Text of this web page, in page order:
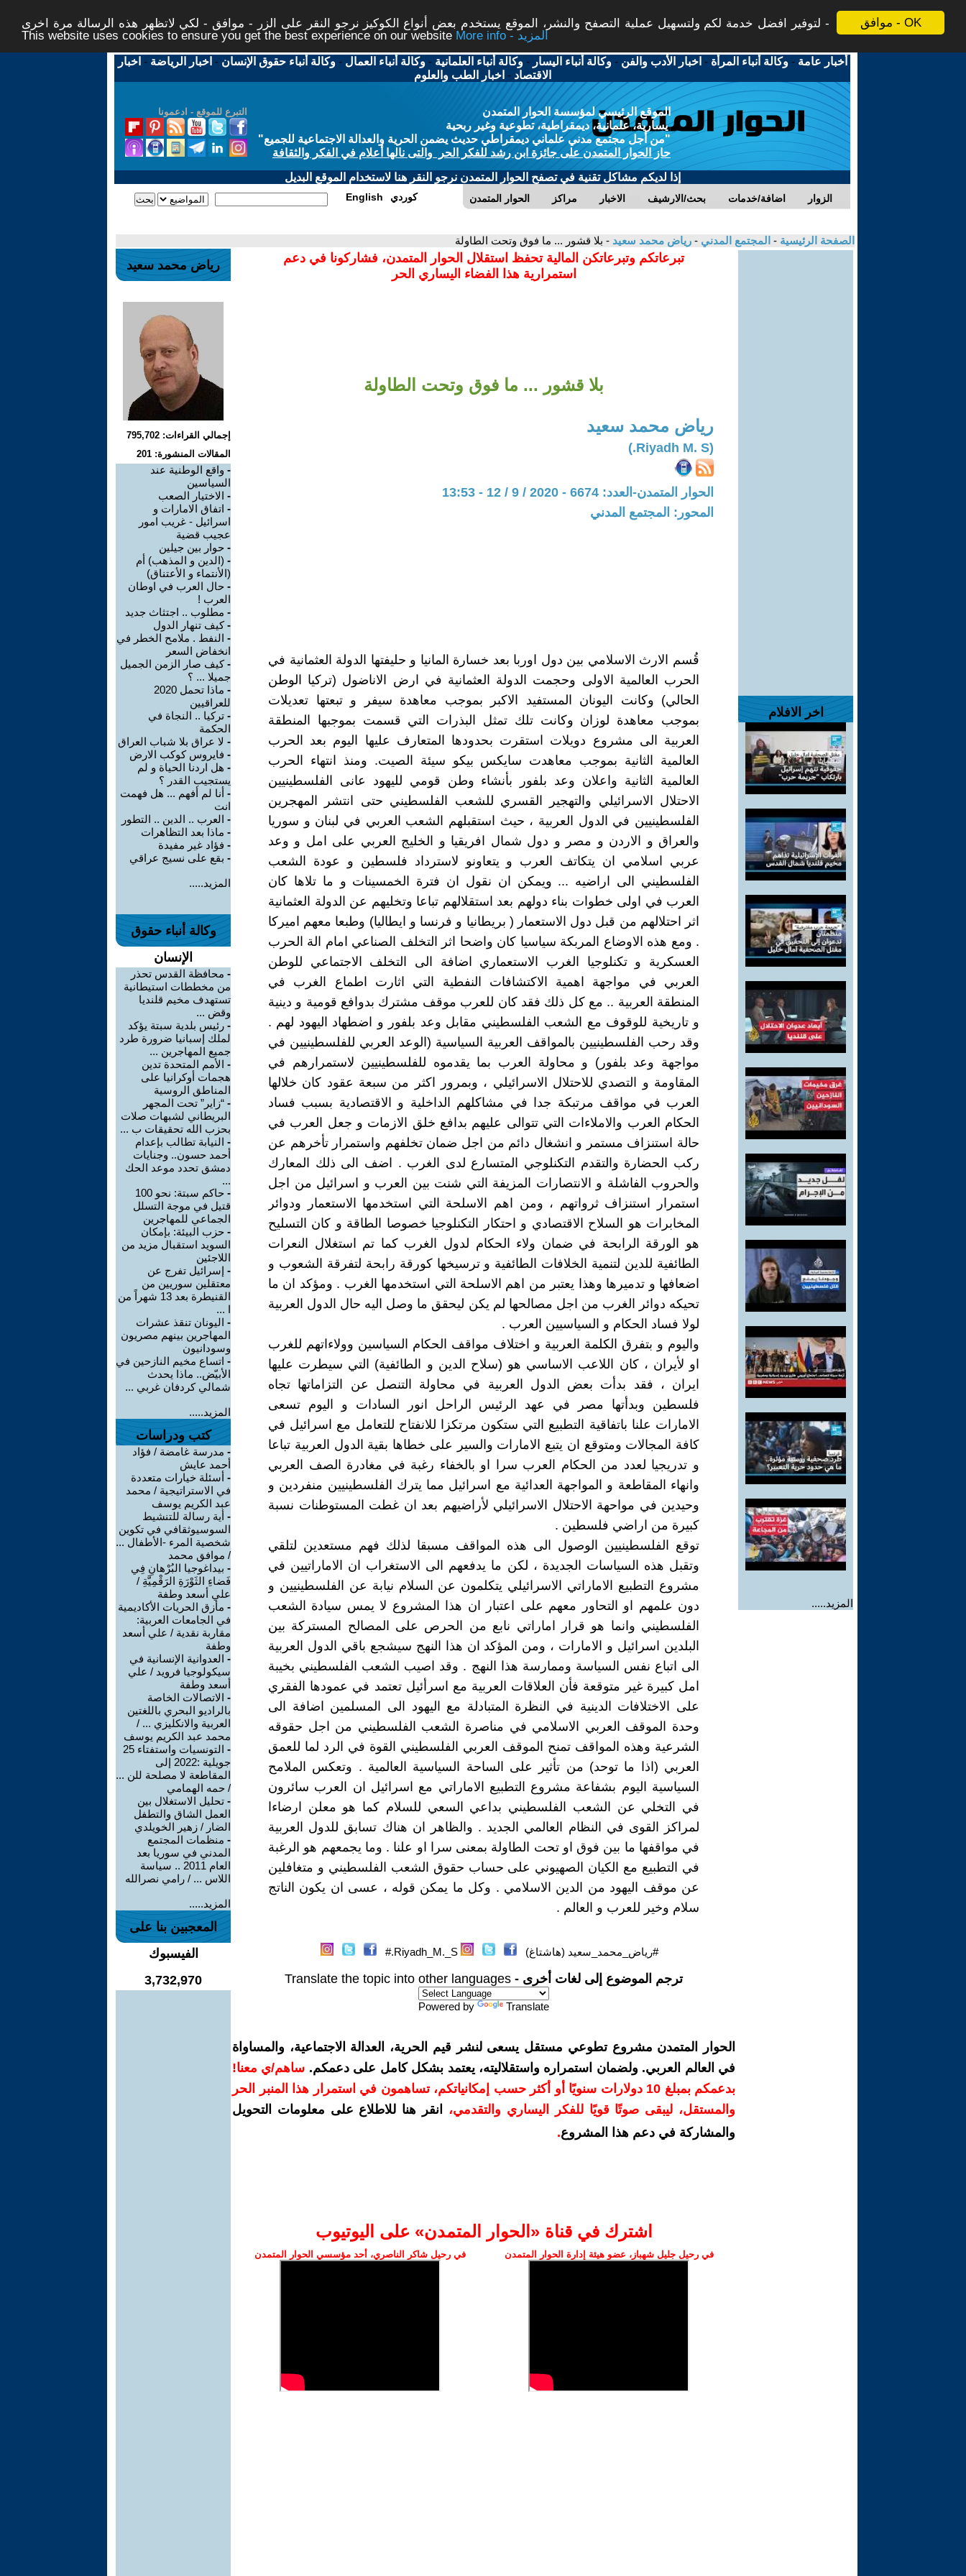
موافق - OK
لتوفير افضل خدمة لكم ولتسهيل عملية التصفح والنشر، الموقع يستخدم بعض أنواع الكوكيز نرجو النقر على الزر - موافق - لكي لاتظهر هذه الرسالة مرة اخرى -
This website uses cookies to ensure you get the best experience on our website
More info - المزيد
أخبار عامة -وكالة أنباء المرأة - اخبار الأدب والفن -وكالة أنباء اليسار -وكالة أنباء العلمانية -وكالة أنباء العمال -وكالة أنباء حقوق الإنسان - اخبار الرياضة - اخبار
الاقتصاد - اخبار الطب والعلوم
التبرع للموقع - ادعمونا
الموقع الرئيسي لمؤسسة الحوار المتمدن
يسارية، علمانية، ديمقراطية، تطوعية وغير ربحية
"من أجل مجتمع مدني علماني ديمقراطي حديث يضمن الحرية والعدالة الاجتماعية للجميع"
حاز الحوار المتمدن على جائزة ابن رشد للفكر الحر والتى نالها أعلام في الفكر والثقافة
إذا لديكم مشاكل تقنية في تصفح الحوار المتمدن نرجو النقر هنا لاستخدام الموقع البديل
الحوار المتمدن مراكز الاخبار بحث/الارشيف اضافة/خدمات الزوار English كوردي
الصفحة الرئيسية - المجتمع المدني - رياض محمد سعيد - بلا قشور ... ما فوق وتحت الطاولة
اخر الافلام
المزيد.....
تبرعاتكم وتبرعاتكن المالية تحفظ استقلال الحوار المتمدن، فشاركونا في دعم
استمرارية هذا الفضاء اليساري الحر
بلا قشور ... ما فوق وتحت الطاولة
رياض محمد سعيد
(Riyadh M. S.)
الحوار المتمدن-العدد: 6674 - 2020 / 9 / 12 - 13:53
المحور: المجتمع المدني
قُسم الارث الاسلامي بين دول اوربا بعد خسارة المانيا و حليفتها الدولة العثمانية في
الحرب العالمية الاولى وحجمت الدولة العثمانية في ارض الاناضول (تركيا الوطن
الحالي) وكانت اليونان المستفيد الاكبر بموجب معاهدة سيفر و تبعتها تعديلات
بموجب معاهدة لوزان وكانت تلك تمثل البذرات التي قسمت بموجبها المنطقة
العربية الى مشروع دويلات استقرت بحدودها المتعارف عليها اليوم بعد الحرب
العالمية الثانية بموجب معاهدت سايكس بيكو سيئة الصيت. ومنذ انتهاء الحرب
العالمية الثانية واعلان وعد بلفور بأنشاء وطن قومي لليهود عانى الفلسطينيين
الاحتلال الاسرائيلي والتهجير القسري للشعب الفلسطيني حتى انتشر المهجرين
الفلسطينيين في الدول العربية ، حيث استقبلهم الشعب العربي في لبنان و سوريا
والعراق و الاردن و مصر و دول شمال افريقيا و الخليج العربي على امل و وعد
عربي اسلامي ان يتكاتف العرب و يتعاونو لاسترداد فلسطين و عودة الشعب
الفلسطيني الى اراضيه ... ويمكن ان نقول ان فترة الخمسينات و ما تلاها كان
العرب في اولى خطوات بناء دولهم بعد استقلالهم تباعا وتخليهم عن الدولة العثمانية
اثر احتلالهم من قبل دول الاستعمار ( بريطانيا و فرنسا و ايطاليا) وطبعا معهم اميركا
. ومع هذه الاوضاع المربكة سياسيا كان واضحا اثر التخلف الصناعي امام الة الحرب
العسكرية و تكنلوجيا الغرب الاستعماري اضافة الى التخلف الاجتماعي للوطن
العربي في مواجهة اهمية الاكتشافات النفطية التي اثارت اطماع الغرب في
المنطقة العربية .. مع كل ذلك فقد كان للعرب موقف مشترك بدوافع قومية و دينية
و تاريخية للوقوف مع الشعب الفلسطيني مقابل وعد بلفور و اضطهاد اليهود لهم .
وقد رحب الفلسطينيين بالمواقف العربية السياسية (الوعد العربي للفلسطينيين في
مواجهة وعد بلفور) و محاولة العرب بما يقدموه للفلسطينيين لاستمرارهم في
المقاومة و التصدي للاحتلال الاسرائيلي ، وبمرور اكثر من سبعة عقود كان خلالها
العرب في مواقف مرتبكة جدا في مشاكلهم الداخلية و الاقتصادية بسبب فساد
الحكام العرب والاملاءات التي تتوالى عليهم بدافع خلق الازمات و جعل العرب في
حالة استنزاف مستمر و انشغال دائم من اجل ضمان تخلفهم واستمرار تأخرهم عن
ركب الحضارة والتقدم التكنلوجي المتسارع لدى الغرب . اضف الى ذلك المعارك
والحروب الفاشلة و الانتصارات المزيفة التي شنت بين العرب و اسرائيل من اجل
استمرار استنزاف ثرواتهم ، ومن اهم الاسلحة التي استخدمها الاستعمار ودوائر
المخابرات هو السلاح الاقتصادي و احتكار التكنلوجيا خصوصا الطاقة و كان التسليح
هو الورقة الرابحة في ضمان ولاء الحكام لدول الغرب كما تم استغلال النعرات
الطائفية للدين لتنمية الخلافات الطائفية و ترسيخها كورقة رابحة لتفرقة الشعوب و
اضعافها و تدميرها وهذا يعتبر من اهم الاسلحة التي استخدمها الغرب . ومؤكد ان ما
تحيكه دوائر الغرب من اجل مصالحها لم يكن ليحقق ما وصل اليه حال الدول العربية
لولا فساد الحكام و السياسيين العرب .
واليوم و بتفرق الكلمة العربية و اختلاف مواقف الحكام السياسين وولاءاتهم للغرب
او لأيران ، كان اللاعب الاساسي هو (سلاح الدين و الطائفية) التي سيطرت عليها
ايران ، فقد بدأت بعض الدول العربية في محاولة التنصل عن التزاماتها تجاه
فلسطين وبدأتها مصر في عهد الرئيس الراحل انور السادات و اليوم تسعى
الامارات علنا باتفاقية التطبيع التي ستكون مرتكزا للانفتاح للتعامل مع اسرائيل في
كافة المجالات ومتوقع ان يتبع الامارات والسير على خطاها بقية الدول العربية تباعا
و تدريجيا لعدد من الحكام العرب سرا او بالخفاء رغبة في مغادرة الصف العربي
وانهاء المقاطعة و المواجهة العدائية مع اسرائيل مما يترك الفلسطينيين منفردين و
وحيدين في مواحهة الاحتلال الاسرائيلي لأراضيهم بعد ان غطت المستوطنات نسبة
كبيرة من اراضي فلسطين .
توقع الفلسطينيين الوصول الى هذه المواقف مسبقا لذلك فهم مستعدين لتلقي
وتقبل هذه السياسات الجديدة ، لكن ما يدفعهم الى الاستغراب ان الاماراتيين في
مشروع التطبيع الاماراتي الاسرائيلي يتكلمون عن السلام نيابة عن الفلسطينيين و
دون علمهم او التحاور معهم على اعتبار ان هذا المشروع لا يمس سيادة الشعب
الفلسطيني وانما هو قرار اماراتي نابع من الحرص على المصالح المستركة بين
البلدين اسرائيل و الامارات ، ومن المؤكد ان هذا النهج سيشجع باقي الدول العربية
الى اتباع نفس السياسة وممارسة هذا النهج . وقد اصيب الشعب الفلسطيني بخيبة
امل كبيرة غير متوقعة فأن العلاقات العربية مع اسرأئيل تعتمد في عمودها الفقري
على الاختلافات الدينية في النظرة المتبادلة مع اليهود الى المسلمين اضافة الى
وحدة الموقف العربي الاسلامي في مناصرة الشعب الفلسطيني من اجل حقوقه
الشرعية وهذه المواقف تمنح الموقف العربي الفلسطيني القوة في الرد لما للعمق
العربي (اذا ما توحد) من تأثير على الساحة السياسية العالمية . وتعكس الملامح
السياسية اليوم بشفاعة مشروع التطبيع الاماراتي مع اسرائيل ان العرب سائرون
في التخلي عن الشعب الفلسطيني بداعي السعي للسلام كما هو معلن ارضاءا
لمراكز القوى في النظام العالمي الجديد . والظاهر ان هناك تسابق للدول العربية
في مواقفها ما بين فوق او تحت الطاولة بمعنى سرا او علنا . وما يجمعهم هو الرغبة
في التطبيع مع الكيان الصهيوني على حساب حقوق الشعب الفلسطيني و متغافلين
عن موقف اليهود من الدين الاسلامي . وكل ما يمكن قوله ، عسى ان يكون الناتج
سلام وخير للعرب و العالم .
#رياض_محمد_سعيد (هاشتاغ) Riyadh_M._S.#
ترجم الموضوع إلى لغات أخرى - Translate the topic into other languages
Powered by Translate
الحوار المتمدن مشروع تطوعي مستقل يسعى لنشر قيم الحرية، العدالة الاجتماعية، والمساواة
في العالم العربي. ولضمان استمراره واستقلاليته، يعتمد بشكل كامل على دعمكم. ساهم/ي معنا!
بدعمكم بمبلغ 10 دولارات سنويًا أو أكثر حسب إمكانياتكم، تساهمون في استمرار هذا المنبر الحر
والمستقل، ليبقى صوتًا قويًا للفكر اليساري والتقدمي،
انقر هنا للاطلاع على معلومات التحويل
والمشاركة في دعم هذا المشروع.
اشترك في قناة ‫«الحوار المتمدن» على اليوتيوب
في رحيل جليل شهباز، عضو هيئة إدارة الحوار المتمدن في رحيل شاكر الناصري، أحد مؤسسي الحوار المتمدن
رياض محمد سعيد
إجمالي القراءات: 795,702
المقالات المنشورة: 201
- واقع الوطنية عند
السياسين
- الاختيار الصعب
- اتفاق الامارات و
اسرائيل - غريب امور
عجيب قضية
- حوار بين جيلين
- (الدين و المذهب) أم
(الأنتماء و الأعتناق)
- حال العرب في اوطان
العرب !
- مطلوب .. اجتثاث جديد
-كيف تنهار الدول
- النفط . ملامح الخطر في
انخفاض السعر
-كيف صار الزمن الجميل
جميلا ... ؟
-
ماذا تحمل 2020
للعراقيين
- تركيا .. النجاة في
الحكمة
- لا عراق بلا شباب العراق
- فايروس كوكب الارض
- هل اردنا الحياة و لم
يستجيب القدر ؟
- أنا لم أفهم ... هل فهمت
انت
- العرب .. الدين .. التطور
- ماذا بعد التظاهرات
- فؤاد غير مفيدة
- بقع على نسيج عراقي
المزيد.....
وكالة أنباء حقوق
الإنسان
- محافظة القدس تحذر
من مخططات استيطانية
تستهدف مخيم قلنديا
وقض ...
- رئيس بلدية سبتة يؤكد
لملك إسبانيا ضرورة طرد
جميع المهاجرين ...
- الأمم المتحدة تدين
هجمات أوكرانيا على
المناطق الروسية
- “زاير” تحت المجهر
البريطاني لشبهات صلات
بحزب الله تحقيقات ب ...
- النيابة تطالب بإعدام
أحمد حسون.. وجنايات
دمشق تحدد موعد الحك
...
-
حاكم سبتة: نحو 100
قتيل في موجة التسلل
الجماعي للمهاجرين
- حزب البيئة: بإمكان
السويد استقبال مزيد من
اللاجئين
- إسرائيل تفرج عن
معتقلين سوريين من
القنيطرة بعد 13 شهراً من
ا ...
- اليونان تنقذ عشرات
المهاجرين بينهم مصريون
وسودانيون
- اتساع مخيم النازحين في
الأبيّض.. ماذا يحدث
شمالي كردفان غربي ...
المزيد.....
كتب ودراسات
- مدرسة غامضة / فؤاد
أحمد عايش
- أسئلة خيارات متعددة
في الاستراتيجية / محمد
عبد الكريم يوسف
- أية رسالة للتنشيط
السوسيوثقافي في تكوين
شخصية المرء -الأطفال ...
/ موافق محمد
- بيداغوجيا البُرْهانِ فِي
فَضاءِ الثَوْرَةِ الرَقْمِيَّةِ /
علي أسعد وطفة
- مأزق الحريات الأكاديمية
في الجامعات العربية:
مقاربة نقدية / علي أسعد
وطفة
- العدوانية الإنسانية في
سيكولوجيا فرويد / علي
أسعد وطفة
- الاتصالات الخاصة
بالراديو البحري باللغتين
العربية والانكليزي ... /
محمد عبد الكريم يوسف
-
التونسيات واستفتاء 25
جويلية :2022 إلى
المقاطعة لا مصلحة للن ...
/ حمه الهمامي
- تحليل الاستغلال بين
العمل الشاق والتطفل
الضار / زهير الخويلدي
- منظمات المجتمع
المدني في سوريا بعد
العام 2011 .. سياسة
اللاس ... / رامي نصرالله
المزيد.....
المعجبين بنا على
الفيسبوك
3,732,970